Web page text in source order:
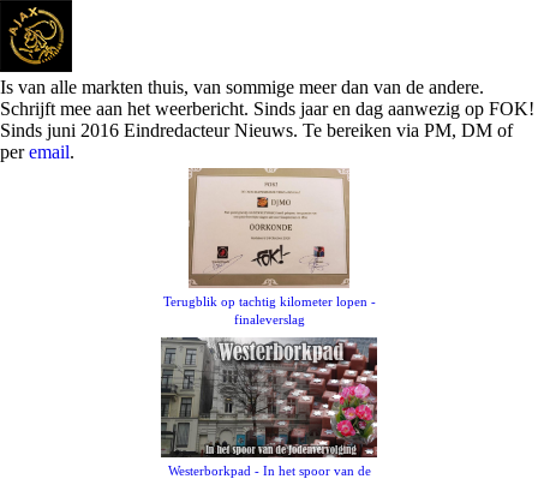
Is van alle markten thuis, van sommige meer dan van de andere.
Schrijft mee aan het weerbericht. Sinds jaar en dag aanwezig op FOK!
Sinds juni 2016 Eindredacteur Nieuws. Te bereiken via PM, DM of
peremail.
Terugblik op tachtig kilometer lopen -
finaleverslag
Westerborkpad - In het spoor van de